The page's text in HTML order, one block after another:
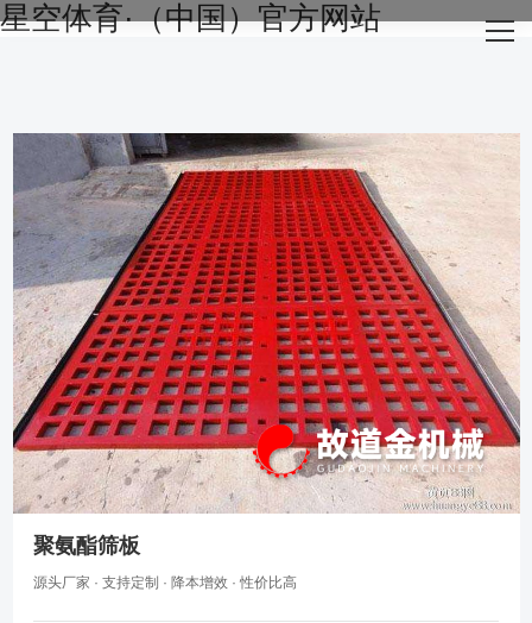
星空体育·（中国）官方网站
网站星空体育·（中国）官方网站
主营产品
成功案例
生产设备
新闻资讯
星空体育·（中国）官方网站-STARSKY SPORT
聚氨酯筛板
源头厂家 · 支持定制 · 降本增效 · 性价比高